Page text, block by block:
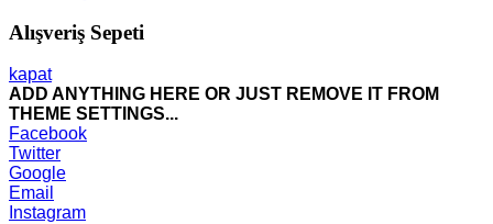
Alışveriş Sepeti
kapat
ADD ANYTHING HERE OR JUST REMOVE IT FROM
THEME SETTINGS...
Facebook
Twitter
Google
Email
Instagram